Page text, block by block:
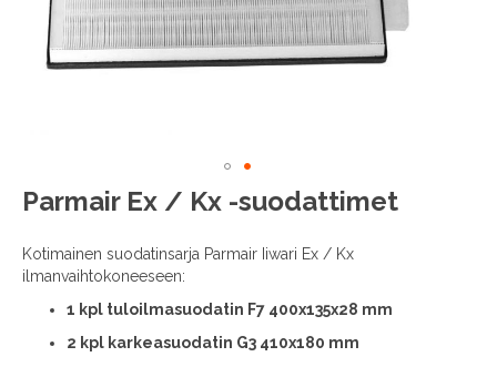
Parmair Ex / Kx -suodattimet
Kotimainen suodatinsarja Parmair Iiwari Ex / Kx
ilmanvaihtokoneeseen:
1 kpl tuloilmasuodatin F7 400x135x28 mm
2 kpl karkeasuodatin G3 410x180 mm
Skip
to
beginning
of
gallery